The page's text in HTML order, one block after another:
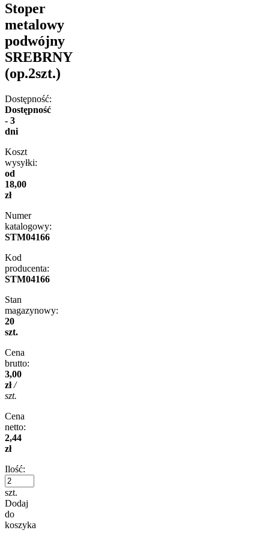
Stoper
metalowy
podwójny
SREBRNY
(op.2szt.)
Dostępność:
Dostępność
- 3
dni
Koszt
wysyłki:
od
18,00
zł
Numer
katalogowy:
STM04166
Kod
producenta:
STM04166
Stan
magazynowy:
20
szt.
Cena
brutto:
3,00
zł /
szt.
Cena
netto:
2,44
zł
Ilość:
szt.
Dodaj
do
koszyka